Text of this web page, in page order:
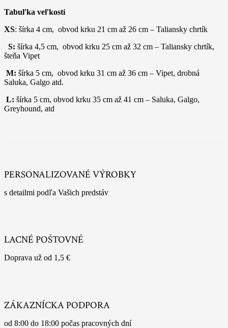
Tabuľka veľkostí
XS: šírka 4 cm, obvod krku 21 cm až 26 cm – Taliansky chrtík
S: šírka 4,5 cm, obvod krku 25 cm až 32 cm – Taliansky chrtík,
šteňa Vipet
M: šírka 5 cm, obvod krku 31 cm až 36 cm – Vipet, drobná
Saluka, Galgo atd.
L: šírka 5 cm, obvod krku 35 cm až 41 cm – Saluka, Galgo,
Greyhound, atd
PERSONALIZOVANÉ VÝROBKY
s detailmi podľa Vašich predstáv
LACNÉ POŠTOVNÉ
Doprava už od 1,5 €
ZÁKAZNÍCKA PODPORA
od 8:00 do 18:00 počas pracovných dní